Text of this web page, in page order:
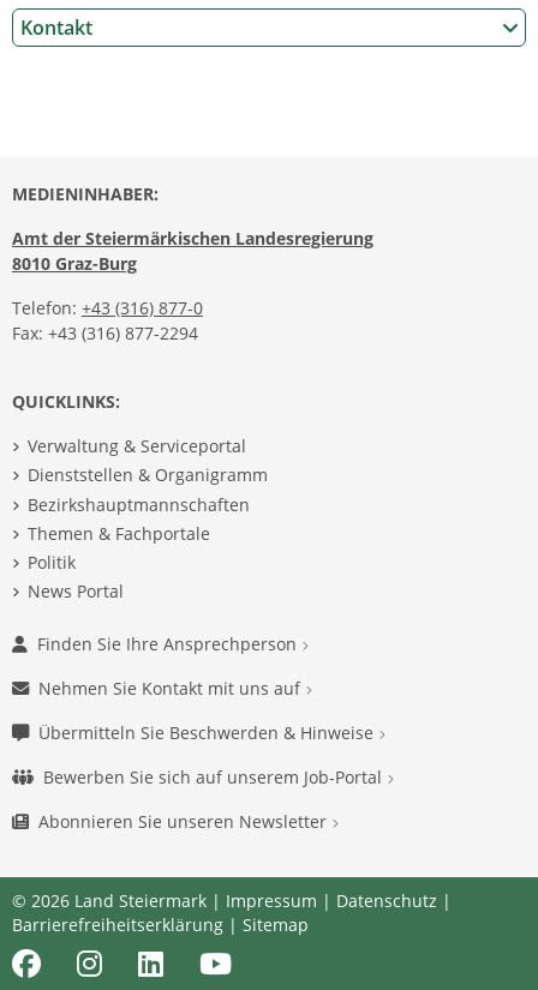
Kontakt
MEDIENINHABER:
Amt der Steiermärkischen Landesregierung
8010 Graz-Burg
Telefon: +43 (316) 877-0
Fax: +43 (316) 877-2294
QUICKLINKS:
Verwaltung & Serviceportal
Dienststellen & Organigramm
Bezirkshauptmannschaften
Themen & Fachportale
Politik
News Portal
Finden Sie Ihre Ansprechperson
Nehmen Sie Kontakt mit uns auf
Übermitteln Sie Beschwerden & Hinweise
Bewerben Sie sich auf unserem Job-Portal
Abonnieren Sie unseren Newsletter
© 2026 Land Steiermark | Impressum | Datenschutz |
Barrierefreiheitserklärung | Sitemap
FacebookInstagramLinkedInYoutube